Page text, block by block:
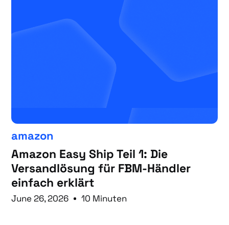
amazon
Amazon Easy Ship Teil 1: Die
Versandlösung für FBM-Händler
einfach erklärt
June 26, 2026 10 Minuten